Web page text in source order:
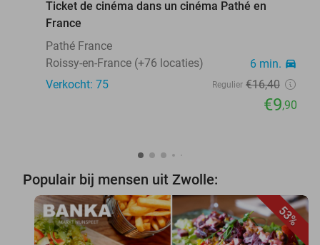
Ticket de cinéma dans un cinéma Pathé en
France
Pathé France
Roissy-en-France (+76 locaties)
6 min. directions_car
Verkocht: 75 Regulier €16,40
€9,90
Populair bij mensen uit Zwolle:
53%